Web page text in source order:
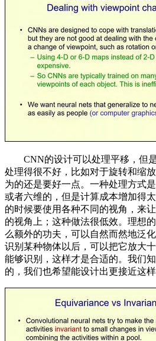
CNN的设计可以处理平移，但是
处理得很不好，比如对于旋转和缩
为的还是要好一点。一种处理方式
或者六维的，但是计算成本增加得
的时候要使用各种不同的视角，来
的视角上；这种做法很低效。理想
么额外的功夫，可以自然而然地泛
识别某种物体以后，可以把它放大
能够识别，这样才是合适的。我们
的，我们也希望能设计出更接近这样